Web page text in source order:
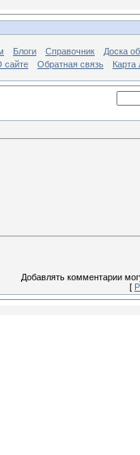
Блоги Справочник
Доска
сайте
Обратная связь Карта
Добавлять комментарии
[